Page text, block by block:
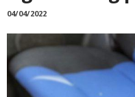
04/04/2022